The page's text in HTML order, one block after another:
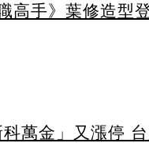
高手》葉修造型
萬金」又漲停